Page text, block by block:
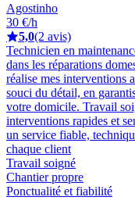
Agostinho
30 €/h
5,0(2 avis)
Technicien en
dans les réparations
réalise mes interventions
souci du détail, en
votre domicile. Travail
interventions rapides et
un service fiable,
chaque client
Travail soigné
Chantier propre
Ponctualité et fiabilité